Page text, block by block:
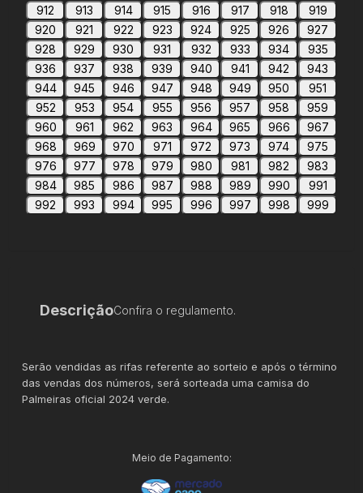
912
913 914 915 916 917 918
919
920
921 922 923 924 925 926
927
928
929 930 931 932 933 934
935
936
937 938 939 940 941 942
943
944
945 946 947 948 949 950
951
952
953 954 955 956 957 958
959
960
961 962 963 964 965 966
967
968
969 970 971 972 973 974
975
976
977 978 979 980 981 982
983
984
985 986 987 988 989 990
991
992
993 994 995 996 997 998 999
DescriçãoConfira o regulamento.
Serão vendidas as rifas referente ao sorteio e após o término
das vendas dos números, será sorteada uma camisa do
Palmeiras oficial 2024 verde.
Meio de Pagamento: